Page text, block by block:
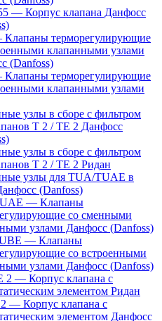
— Корпус клапана Данфосс
терморегулирующие
клапанными узлами
(Danfoss)
терморегулирующие
клапанными узлами
узлы в сборе с фильтром
T 2 / TE 2 Данфосс
узлы в сборе с фильтром
T 2 / TE 2 Ридан
узлы для TUA/TUAE в
(Danfoss)
— Клапаны
со сменными
узлами Данфосс (Danfoss)
— Клапаны
со встроенными
узлами Данфосс (Danfoss)
2 — Корпус клапана с
элементом Ридан
— Корпус клапана с
элементом Данфосс